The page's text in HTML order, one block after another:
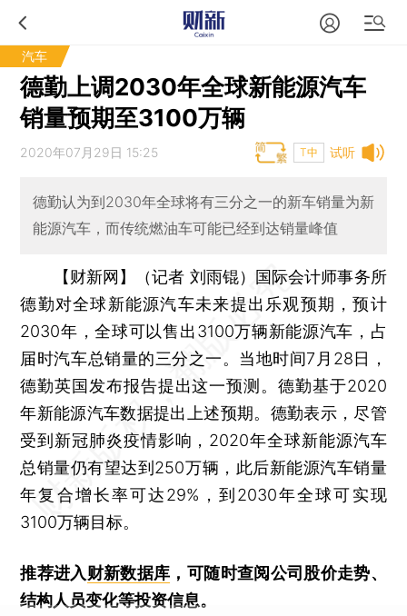
汽车
德勤上调2030年全球新能源汽车
销量预期至3100万辆
试听
2020年07月29日 15:25 T中
德勤认为到2030年全球将有三分之一的新车销量为新
能源汽车，而传统燃油车可能已经到达销量峰值
【财新网】（记者 刘雨锟） 国际会计师事务所
德勤对全球新能源汽车未来提出乐观预期，预计
2030年，全球可以售出3100万辆新能源汽车，占
届时汽车总销量的三分之一。当地时间7月28日，
德勤英国发布报告提出这一预测。德勤基于2020
年新能源汽车数据提出上述预期。德勤表示，尽管
受到新冠肺炎疫情影响，2020年全球新能源汽车
总销量仍有望达到250万辆，此后新能源汽车销量
年复合增长率可达29%，到2030年全球可实现
3100万辆目标。
推荐进入财新数据库 ，可随时查阅公司股价走势、
结构人员变化等投资信息。